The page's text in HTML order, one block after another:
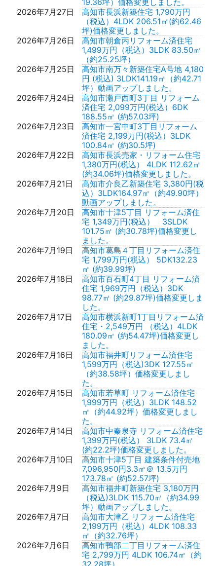
19.36坪）価格変更しました。
2026年7月27日
高知市長浜新築住宅 1,790万円
（税込）4LDK 206.51㎡(約62.46
坪)価格変更しました。
2026年7月26日
高知市朝倉丙リフォーム済住宅
1,499万円（税込）3LDK 83.50㎡
（約25.25坪）
2026年7月25日
高知市南万々新築住宅A号地 4,180
円 (税込) 3LDK141.19㎡（約42.71
坪）動画アップしました。
2026年7月24日
高知市瀬戸西町3丁目 リフォーム
済住宅 2,099万円(税込）6DK
188.55㎡ (約57.03坪)
2026年7月23日
高知市一宮中町3丁目リフォーム
済住宅 2,199万円(税込）3LDK
100.84㎡ (約30.5坪)
2026年7月22日
高知市長浜売家・リフォーム住宅
1,380万円(税込） 4LDK 112.62㎡
(約34.06坪)価格変更しました。
2026年7月21日
高知市介良乙新築住宅 3,380円(税
込）3LDK164.97㎡（約49.90坪）
動画アップしました。
2026年7月20日
高知市十津5丁目 リフォーム済住
宅 1,349万円(税込） 3SLDK
101.75㎡ (約30.78坪)価格変更し
ました。
2026年7月19日
高知市葛島４丁目リフォーム済住
宅 1,799万円(税込） 5DK132.23
㎡ (約39.99坪)
2026年7月18日
高知市百石町4丁目 リフォーム済
住宅 1,969万円（税込）3DK
98.77㎡ (約29.87坪)価格変更しま
した。
2026年7月17日
高知市横浜新町1丁目リフォーム済
住宅・2,549万円 （税込）4LDK
180.09㎡ (約54.47坪)価格変更し
ました。
2026年7月16日
高知市福井町リフォーム済住宅
1,599万円（税込)3DK 127.55㎡
（約38.58坪）価格変更しまし
た。
2026年7月15日
高知市若草町 リフォーム済住宅
1,999万円（税込）3LDK 148.52
㎡（約44.92坪）価格変更しまし
た。
2026年7月14日
高知市中秦泉寺 リフォーム済住宅
1,399万円(税込） 3LDK 73.4㎡
(約22.2坪)価格変更しました。
2026年7月10日
高知市十津5丁目 建築条件付売地
7,096,950円3.3㎡＠ 13.5万円
173.78㎡ (約52.57坪)
2026年7月9日
高知市福井町新築住宅 3,180万円
（税込)3LDK 115.70㎡（約34.99
坪）動画アップしました。
2026年7月7日
高知市大津乙 リフォーム済住宅
2,199万円（税込）4LDK 108.33
㎡（約32.76坪）
2026年7月6日
高知市鴨部二丁目リフォーム済住
宅 2,799万円 4LDK 106.74㎡（約